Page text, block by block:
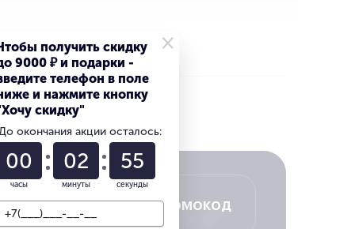
Получить промокод
×
получить скидку
9000 ₽ и подарки -
телефон в поле
и нажмите кнопку
скидку"
окончания акции осталось:
00
часы
02
минуты
54
секунды